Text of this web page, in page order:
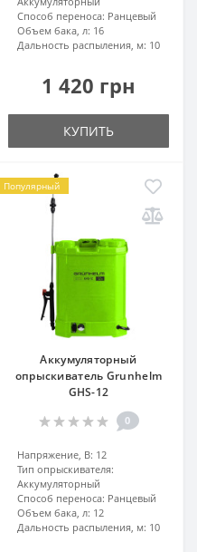
Способ переноса: Ранцевый
Объем бака, л: 16
Дальность распыления, м: 10
1 420 грн
КУПИТЬ
Популярный
Аккумуляторный
опрыскиватель Grunhelm
GHS-12
0
Напряжение, В: 12
Тип опрыскивателя:
Аккумуляторный
Способ переноса: Ранцевый
Объем бака, л: 12
Дальность распыления, м: 10